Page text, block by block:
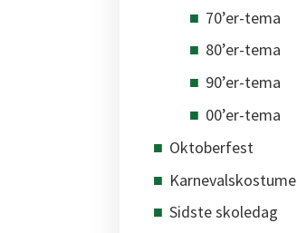
70’er-tema
80’er-tema
90’er-tema
00’er-tema
Oktoberfest
Karnevalskostume
Sidste skoledag